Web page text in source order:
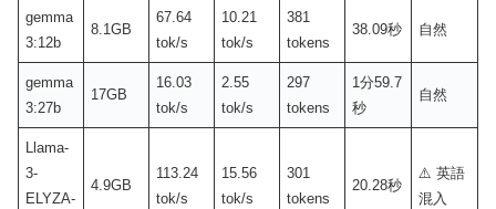
gemma
3:12b
8.1GB
67.64
tok/s
10.21
tok/s
381
tokens
38.09秒 自然
gemma
3:27b
17GB
16.03
tok/s
2.55
tok/s
297
tokens
1分59.7
秒
自然
Llama-
3-
ELYZA-
4.9GB
113.24
tok/s
15.56
tok/s
301
tokens
20.28秒
⚠️ 英語
混入